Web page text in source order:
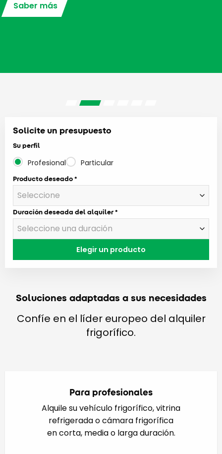
Saber más
Solicite un presupuesto
Su perfil
Profesional Particular
Producto deseado
Duración deseada del alquiler
Elegir un producto
Soluciones adaptadas a sus necesidades
Confíe en el líder europeo del alquiler
frigorífico.
Para profesionales
Alquile su vehículo frigorífico, vitrina
refrigerada o cámara frigorífica
en corta, media o larga duración.